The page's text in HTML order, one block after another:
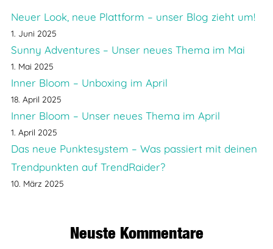
Neuer Look, neue Plattform – unser Blog zieht um!
1. Juni 2025
Sunny Adventures – Unser neues Thema im Mai
1. Mai 2025
Inner Bloom – Unboxing im April
18. April 2025
Inner Bloom – Unser neues Thema im April
1. April 2025
Das neue Punktesystem – Was passiert mit deinen
Trendpunkten auf TrendRaider?
10. März 2025
Neuste Kommentare